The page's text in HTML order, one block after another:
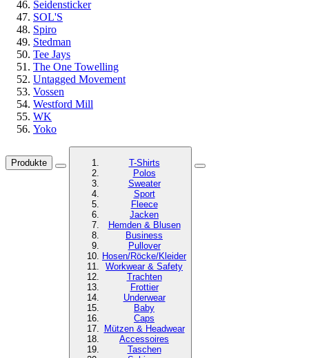
Seidensticker
SOL'S
Spiro
Stedman
Tee Jays
The One Towelling
Untagged Movement
Vossen
Westford Mill
WK
Yoko
Produkte
T-Shirts
Polos
Sweater
Sport
Fleece
Jacken
Hemden & Blusen
Business
Pullover
Hosen/Röcke/Kleider
Workwear & Safety
Trachten
Frottier
Underwear
Baby
Caps
Mützen & Headwear
Accessoires
Taschen